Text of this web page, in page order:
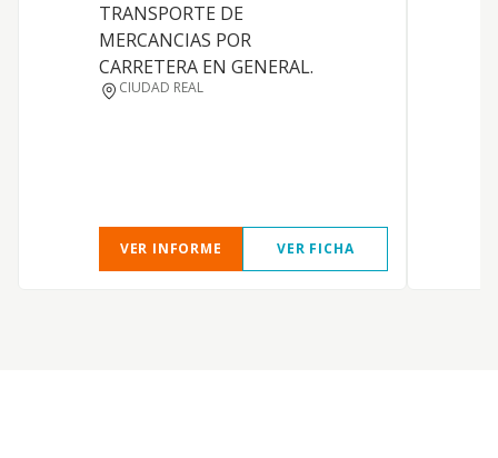
TRANSPORTE DE
MERCANCIAS POR
CARRETERA EN GENERAL.
CIUDAD REAL
VER INFORME VER FICHA